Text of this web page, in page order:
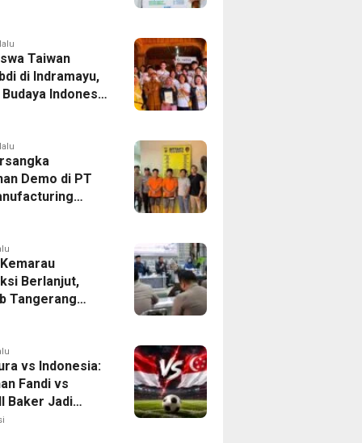
dan Tampung
Taiwan
di Indramayu,
Indonesia
Pekerja
Demo di PT
Ditahan, Polda
Pengelolaan
Berlanjut,
Tangerang
Langkah
vs Indonesia:
Fandi vs
Baker Jadi
di Piala AFF